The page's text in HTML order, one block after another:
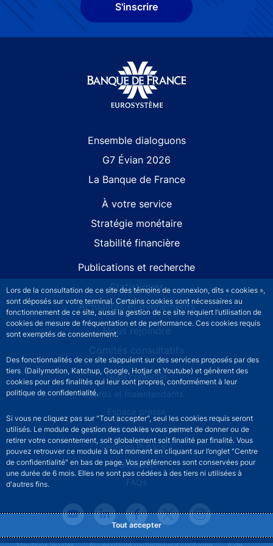
Lors de la consultation de ce site des témoins de connexion, dits « cookies »,
sont déposés sur votre terminal. Certains cookies sont nécessaires au
fonctionnement de ce site, aussi la gestion de ce site requiert l’utilisation de
cookies de mesure de fréquentation et de performance. Ces cookies requis
sont exemptés de consentement.
Des fonctionnalités de ce site s’appuient sur des services proposés par des
tiers (Dailymotion, Katchup, Google, Hotjar et Youtube) et génèrent des
cookies pour des finalités qui leur sont propres, conformément à leur
politique de confidentialité.
Si vous ne cliquez pas sur "Tout accepter", seul les cookies requis seront
utilisés. Le module de gestion des cookies vous permet de donner ou de
retirer votre consentement, soit globalement soit finalité par finalité. Vous
pouvez retrouver ce module à tout moment en cliquant sur l’onglet "Centre
de confidentialité" en bas de page. Vos préférences sont conservées pour
une durée de 6 mois. Elles ne sont pas cédées à des tiers ni utilisées à
d'autres fins.
Tout accepter
S'inscrire
Ensemble dialoguons
G7 Évian 2026
La Banque de France
À votre service
Stratégie monétaire
Stabilité financière
Publications et recherche
Statistiques
Actualités et événements
Nous rejoindre
Comités consultatifs
Footer secondary menuNous contacter
Sourds et malentendants
Espace presse
La direction des Achats
Services Publics +
Glossaire
FAQs